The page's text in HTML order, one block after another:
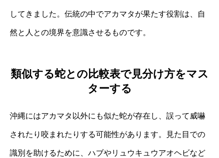
してきました。伝統の中でアカマタが果たす役割は、自
然と人との境界を意識させるものです。
類似する蛇との比較表で見分け方をマス
ターする
沖縄にはアカマタ以外にも似た蛇が存在し、誤って威嚇
されたり咬まれたりする可能性があります。見た目での
識別を助けるために、ハブやリュウキュウアオヘビなど